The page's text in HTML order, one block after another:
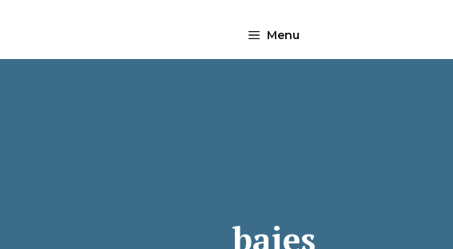
Menu
baies